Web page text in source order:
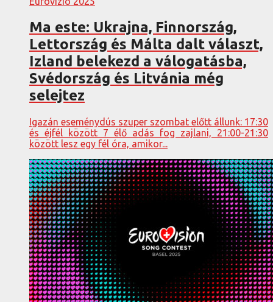
Ma este: Ukrajna, Finnország,
Lettország és Málta dalt választ,
Izland belekezd a válogatásba,
Svédország és Litvánia még
selejtez
Igazán eseménydús szuper szombat előtt állunk: 17:30
és éjfél között 7 élő adás fog zajlani, 21:00-21:30
között lesz egy fél óra, amikor...